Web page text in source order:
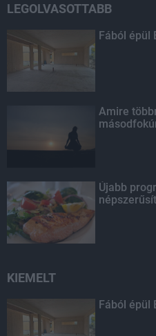
LEGOLVASOTTABB
Fából épül
Amire
Újabb
KIEMELT
Fából épül